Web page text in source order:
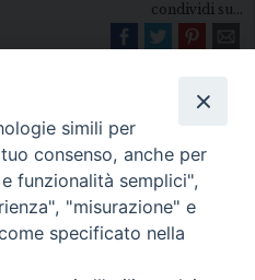
condividi su...
Venosa
MELFI (PZ) •
simili per
consenso, anche per
funzionalità semplici",
"misurazione" e
specificato nella